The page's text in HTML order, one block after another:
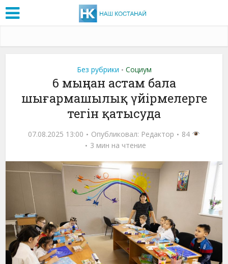
Без рубрики • Социум
6 мыңнан астам бала
шығармашылық үйірмелерге
тегін қатысуда
07.08.2025 13:00 Опубликовал: Редактор
84
3 мин на чтение